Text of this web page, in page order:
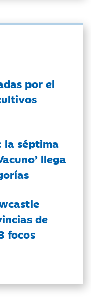
por el
la séptima
llega
de
focos